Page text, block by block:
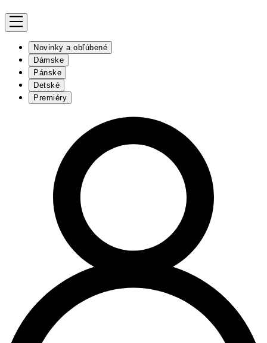
Novinky a obľúbené
Dámske
Pánske
Detské
Premiéry